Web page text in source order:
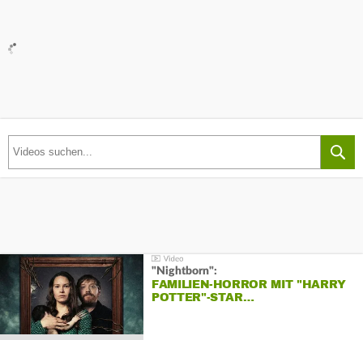
"Nightborn":
FAMILIEN-HORROR MIT "HARRY
POTTER"-STAR…